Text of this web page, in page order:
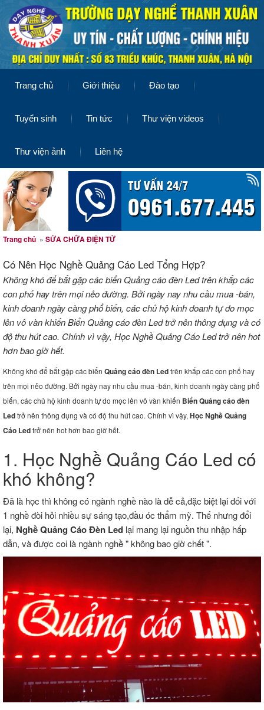
Trang chủ Giới thiệu Đào tạo
Tuyển sinh Tin tức Thư viện videos
Thư viện ảnh Liên hệ
Trang chủ » SỬA CHỮA ĐIỆN TỬ
Có Nên Học Nghề Quảng Cáo Led Tổng Hợp?
Không khó để bắt gặp các biển Quảng cáo đèn Led trên khắp các
con phố hay trên mọi nẻo đường. Bởi ngày nay nhu cầu mua -bán,
kinh doanh ngày càng phổ biến, các chủ hộ kinh doanh tự do mọc
lên vô vàn khiến Biển Quảng cáo đèn Led trở nên thông dụng và có
độ thu hút cao. Chính vì vậy, Học Nghề Quảng Cáo Led trở nên hot
hơn bao giờ hết.
Không khó để bắt gặp các biển Quảng cáo đèn Ledtrên khắp các con phố hay
trên mọi nẻo đường. Bởi ngày nay nhu cầu mua -bán, kinh doanh ngày càng phổ
biến, các chủ hộ kinh doanh tự do mọc lên vô vàn khiến Biển Quảng cáo đèn
Ledtrở nên thông dụng và có độ thu hút cao. Chính vì vậy, Học Nghề Quảng
Cáo Ledtrở nên hot hơn bao giờ hết.
1. Học Nghề Quảng Cáo Led có
khó không?
Đã là học thì không có ngành nghề nào là dễ cả,đặc biệt lại đối với
1 nghề đòi hỏi nhiều sự sáng tạo,đầu óc thẩm mỹ. Thế nhưng đổi
lại, Nghề Quảng Cáo Đèn Led lại mang lại nguồn thu nhập hấp
dẫn, và được coi là ngành nghề " không bao giờ chết ".